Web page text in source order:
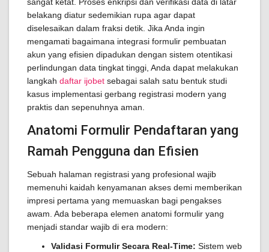
belakang diatur sedemikian rupa agar dapat
diselesaikan dalam fraksi detik. Jika Anda ingin
mengamati bagaimana integrasi formulir pembuatan
akun yang efisien dipadukan dengan sistem otentikasi
perlindungan data tingkat tinggi, Anda dapat melakukan
langkah daftar ijobet sebagai salah satu bentuk studi
kasus implementasi gerbang registrasi modern yang
praktis dan sepenuhnya aman.
Anatomi Formulir Pendaftaran yang
Ramah Pengguna dan Efisien
Sebuah halaman registrasi yang profesional wajib
memenuhi kaidah kenyamanan akses demi memberikan
impresi pertama yang memuaskan bagi pengakses
awam. Ada beberapa elemen anatomi formulir yang
menjadi standar wajib di era modern:
Validasi Formulir Secara Real-Time: Sistem web